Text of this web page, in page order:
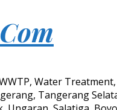
Water Treatment,
Tangerang